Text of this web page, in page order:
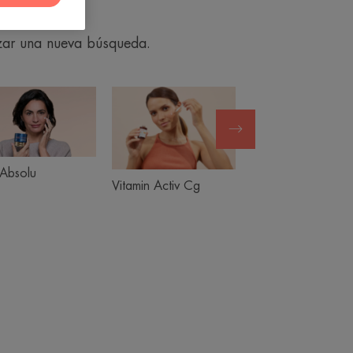
una nueva búsqueda.
DermAbsolu
Vitamin
Activ
Cg
Vitamin Activ Cg